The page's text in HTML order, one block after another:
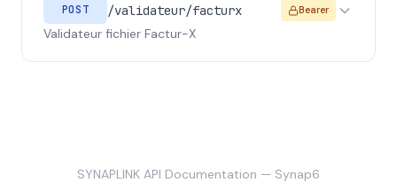
POST
/validateur/facturx
Validateur fichier Factur-X
Bearer
SYNAPLINK API Documentation — Synap6